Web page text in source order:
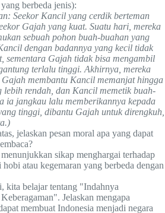
berbeda jenis):
Seekor Kancil yang cerdik berteman
Gajah yang kuat. Suatu hari, mereka
sebuah pohon buah-buahan yang
dengan badannya yang kecil tidak
sementara Gajah tidak bisa mengambil
terlalu tinggi. Akhirnya, mereka
Gajah membantu Kancil memanjat hingga
lebih rendah, dan Kancil memetik buah-
ia jangkau lalu memberikannya kepada
tinggi, dibantu Gajah untuk direngkuh,
jelaskan pesan moral apa yang dapat
sikap menghargai terhadap
atau kegemaran yang berbeda dengan
kita belajar tentang "Indahnya
Jelaskan mengapa
membuat Indonesia menjadi negara